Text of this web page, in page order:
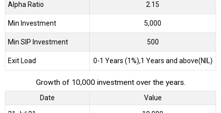
Alpha Ratio 2.15
Min Investment 5,000
Min SIP Investment 500
Exit Load 0-1 Years (1%),1 Years and above(NIL)
Growth of 10,000 investment over the years.
Date Value